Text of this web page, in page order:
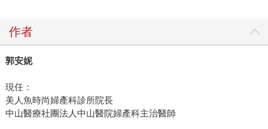
作者
郭安妮
現任：
美人魚時尚婦產科診所院長
中山醫療社團法人中山醫院婦產科主治醫師